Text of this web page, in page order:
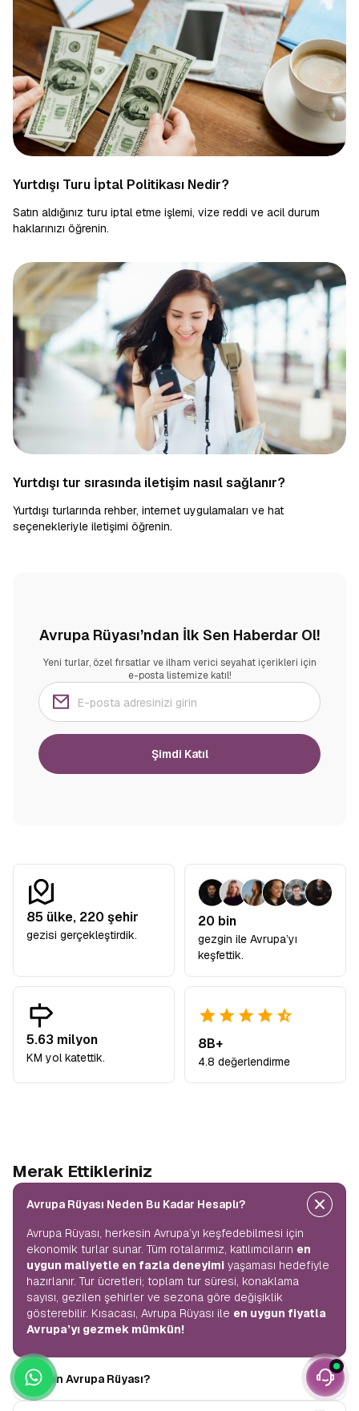
Yurtdışı Turu İptal Politikası Nedir?
Satın aldığınız turu iptal etme işlemi, vize reddi ve acil durum
haklarınızı öğrenin.
Yurtdışı tur sırasında iletişim nasıl sağlanır?
Yurtdışı turlarında rehber, internet uygulamaları ve hat
seçenekleriyle iletişimi öğrenin.
Avrupa Rüyası’ndan İlk Sen Haberdar Ol!
Yeni turlar, özel fırsatlar ve ilham verici seyahat içerikleri için
e-posta listemize katıl!
Şimdi Katıl
85 ülke, 220 şehir
gezisi gerçekleştirdik.
20 bin
gezgin ile Avrupa’yı
keşfettik.
5.63 milyon
KM yol katettik.
8B+
4.8 değerlendirme
Merak Ettikleriniz
Avrupa Rüyası Neden Bu Kadar Hesaplı?
Avrupa Rüyası, herkesin Avrupa’yı keşfedebilmesi için
ekonomik turlar sunar. Tüm rotalarımız, katılımcıların en
uygun maliyetle en fazla deneyimi yaşaması hedefiyle
hazırlanır. Tur ücretleri; toplam tur süresi, konaklama
sayısı, gezilen şehirler ve sezona göre değişiklik
gösterebilir. Kısacası, Avrupa Rüyası ile en uygun fiyatla
Avrupa’yı gezmek mümkün!
Neden Avrupa Rüyası?